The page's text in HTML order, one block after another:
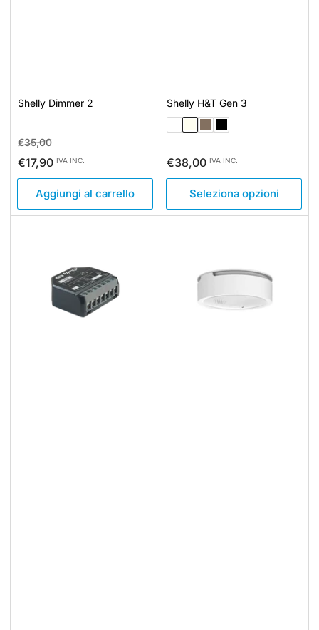
Shelly Dimmer 2
Prezzo
standard
€35,00Prezzo
di
€17,90 IVA INC.
Aggiungi al carrello
Shelly H&T Gen 3
Prezzo
standard
€38,00 IVA INC.
Seleziona opzioni